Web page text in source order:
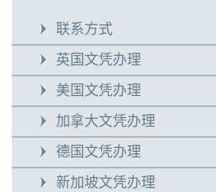
联系方式
英国文凭办理
美国文凭办理
加拿大文凭办理
德国文凭办理
新加坡文凭办理